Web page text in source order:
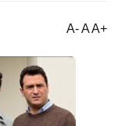
A- A A+